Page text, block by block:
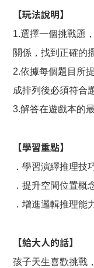
【玩法說明】
1.選擇一個挑戰題
關係，找到正確的
2.依據每個題目所
成排列後必須符合
3.解答在遊戲本的
【學習重點】
．學習演繹推理技
．提升空間位置概
．增進邏輯推理能
【給大人的話】
孩子天生喜歡挑戰